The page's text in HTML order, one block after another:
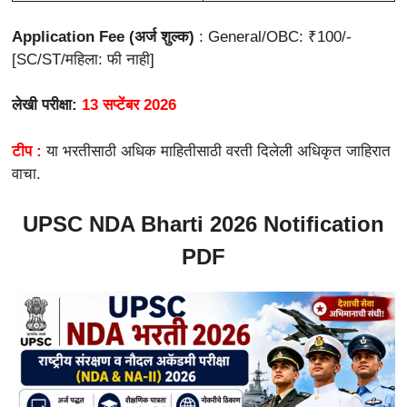
Application Fee (अर्ज शुल्क) : General/OBC: ₹100/-
[SC/ST/महिला: फी नाही]
लेखी परीक्षा: 13 सप्टेंबर 2026
टीप :या भरतीसाठी अधिक माहितीसाठी वरती दिलेली अधिकृत जाहिरात
वाचा.
UPSC NDA Bharti 2026 Notification
PDF